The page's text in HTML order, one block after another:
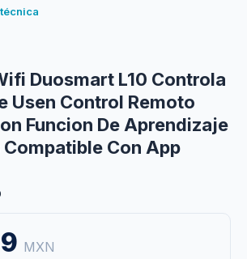
Duosmart L10 Controla
Usen Control Remoto
Funcion De Aprendizaje
Con App
MXN